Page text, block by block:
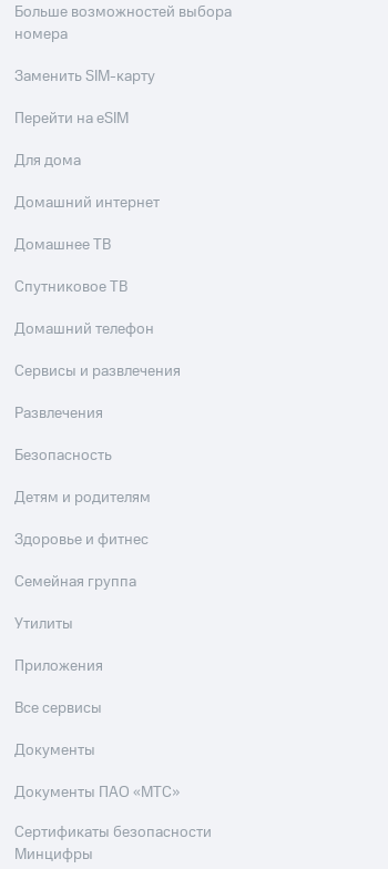
Больше возможностей выбора
номера
Заменить SIM-карту
Перейти на eSIM
Для дома
Домашний интернет
Домашнее ТВ
Спутниковое ТВ
Домашний телефон
Сервисы и развлечения
Развлечения
Безопасность
Детям и родителям
Здоровье и фитнес
Семейная группа
Утилиты
Приложения
Все сервисы
Документы
Документы ПАО «МТС»
Сертификаты безопасности
Минцифры